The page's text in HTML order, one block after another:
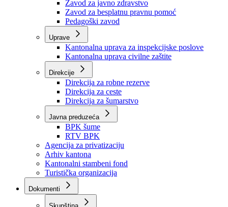
Zavodi
Zavod zdravstvenog osiguranja
Zavod za javno zdravstvo
Zavod za besplatnu pravnu pomoć
Pedagoški zavod
Kantonalna uprava za inspekcijske poslove
Kantonalna uprava civilne zaštite
Direkcije
Direkcija za robne rezerve
Direkcija za ceste
Direkcija za šumarstvo
Javna preduzeća
BPK šume
RTV BPK
Agencija za privatizaciju
Arhiv kantona
Kantonalni stambeni fond
Turistička organizacija